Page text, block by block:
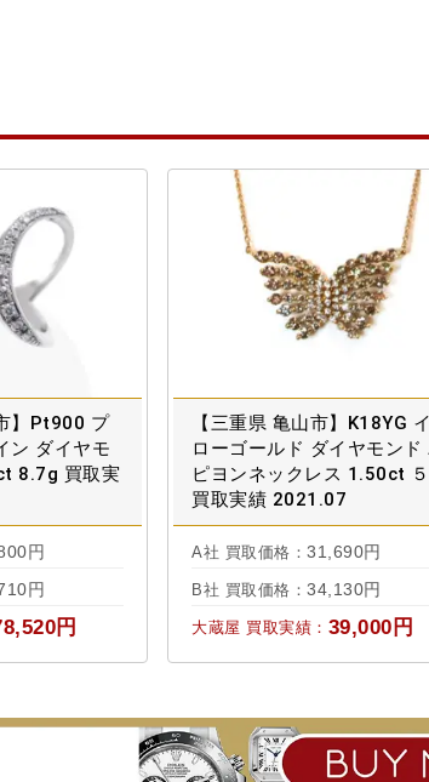
】Pt900 プ
ン ダイヤモ
8.7g 買取実
円
円
円
【三重県 亀山市】K18YG
ローゴールド ダイヤモンド
ピヨンネックレス 1.50ct
買取実績 2021.07
A社 買取価格： 31,690円
B社 買取価格： 34,130円
大蔵屋 買取実績： 39,000円